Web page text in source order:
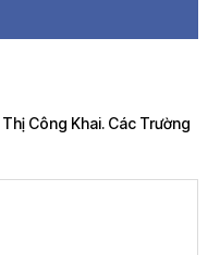
Công Khai. Các Trường